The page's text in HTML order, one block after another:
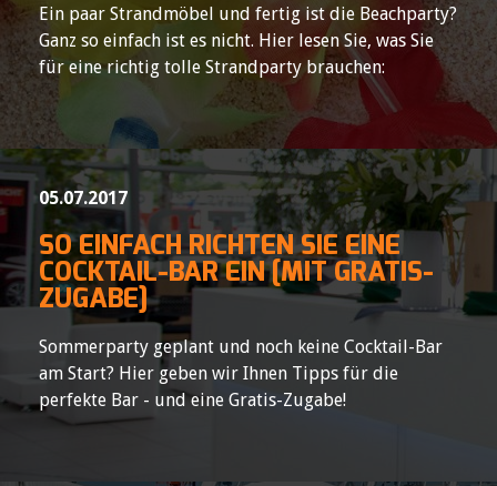
Ein paar Strandmöbel und fertig ist die Beachparty?
Ganz so einfach ist es nicht. Hier lesen Sie, was Sie
für eine richtig tolle Strandparty brauchen:
05.07.2017
SO EINFACH RICHTEN SIE EINE
COCKTAIL-BAR EIN [MIT GRATIS-
ZUGABE]
Sommerparty geplant und noch keine Cocktail-Bar
am Start? Hier geben wir Ihnen Tipps für die
perfekte Bar - und eine Gratis-Zugabe!